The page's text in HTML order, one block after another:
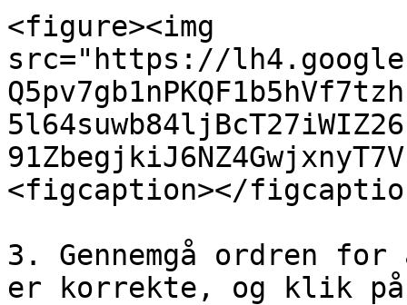
<figure><img
src="https://
<figcaption></
3. Gennemgå ordren
er korrekte, og klik